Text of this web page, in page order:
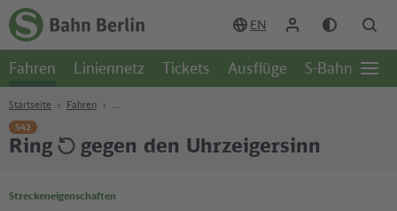
Zum Hauptinhalt
Zur Suche
Zur Hauptnavigation
Zur Fußzeile
Zur
Startseite
S-
Bahn
Berlin
EN
Fahren Liniennetz Tickets Ausflüge S-Bahn-Welt
Startseite Fahren
S42
Ring gegen den Uhrzeigersinn
Streckeneigenschaften